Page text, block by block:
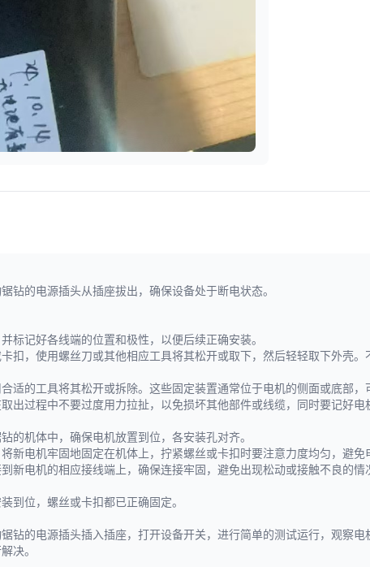
钻的电源插头从插座拔出，确保设备处于断电状态。
标记好各线端的位置和极性，以便后续正确安装。
扣，使用螺丝刀或其他相应工具将其松开或取下，然后轻轻取下外壳
适的工具将其松开或拆除。这些固定装置通常位于电机的侧面或底部
出过程中不要过度用力拉扯，以免损坏其他部件或线缆，同时要记好
的机体中，确保电机放置到位，各安装孔对齐。
新电机牢固地固定在机体上，拧紧螺丝或卡扣时要注意力度均匀，避免
新电机的相应接线端上，确保连接牢固，避免出现松动或接触不良的情
到位，螺丝或卡扣都已正确固定。
钻的电源插头插入插座，打开设备开关，进行简单的测试运行，观察
决。